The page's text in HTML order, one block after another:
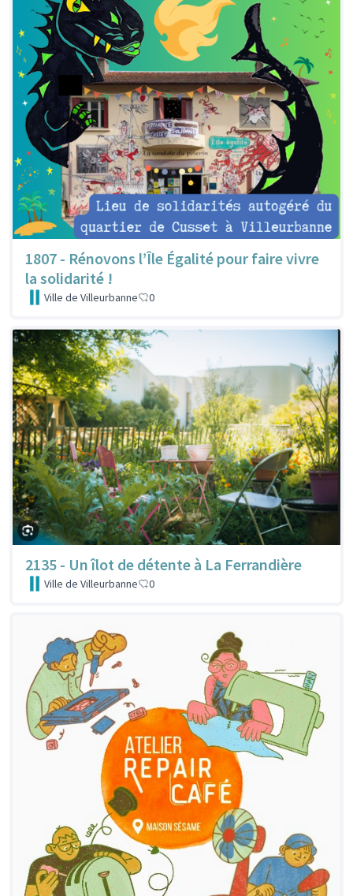
1807 - Rénovons l’Île Égalité pour faire vivre
la solidarité !
Ville de Villeurbanne 0
2135 - Un îlot de détente à La Ferrandière
Ville de Villeurbanne 0